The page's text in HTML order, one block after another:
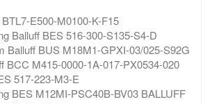
E500-M0100-K-F15
Balluff BES 516-300-S135-S4-D
Balluff BUS M18M1-GPXI-03/025-S92G
BCC M415-0000-1A-017-PX0534-020
517-223-M3-E
BES M12MI-PSC40B-BV03 BALLUFF